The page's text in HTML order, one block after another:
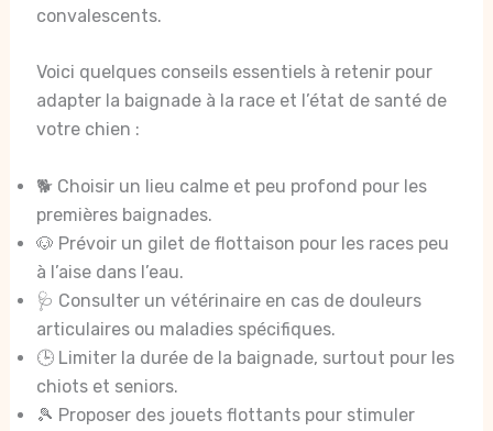
convalescents.
Voici quelques conseils essentiels à retenir pour
adapter la baignade à la race et l’état de santé de
votre chien :
🐕 Choisir un lieu calme et peu profond pour les
premières baignades.
🐶 Prévoir un gilet de flottaison pour les races peu
à l’aise dans l’eau.
🩺 Consulter un vétérinaire en cas de douleurs
articulaires ou maladies spécifiques.
🕒 Limiter la durée de la baignade, surtout pour les
chiots et seniors.
🎾 Proposer des jouets flottants pour stimuler